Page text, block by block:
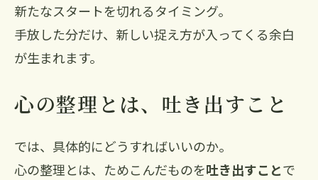
新たなスタートを切れるタイミング。
手放した分だけ、新しい捉え方が入ってくる余白
が生まれます。
心の整理とは、吐き出すこと
では、具体的にどうすればいいのか。
心の整理とは、ためこんだものを吐き出すことで